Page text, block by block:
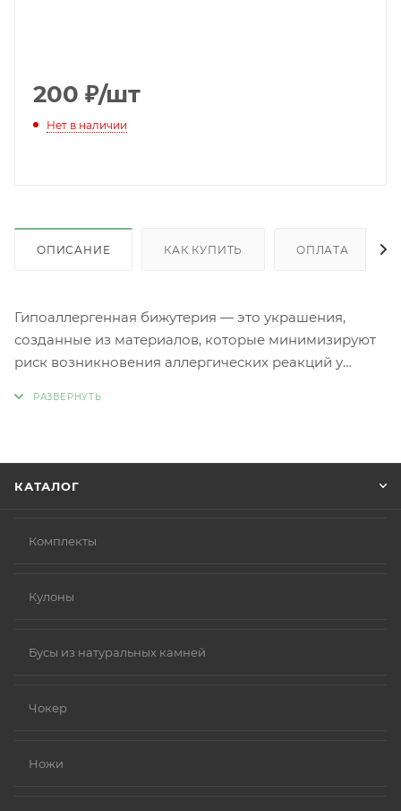
200 ₽/шт
Нет в наличии
ОПИСАНИЕ КАК КУПИТЬ ОПЛАТА
Гипоаллергенная бижутерия — это украшения,
созданные из материалов, которые минимизируют
риск возникновения аллергических реакций у
гипоаллергенной бижутерии используются
Нержавеющая сталь.
в сплаве может вызывать реакцию).
покрытия других металлов, таких как золото или
Золото (особенно высокой пробы, хотя даже
Платина.
КАТАЛОГ
Комплекты
Кулоны
Бусы из натуральных камней
Чокер
Ножи